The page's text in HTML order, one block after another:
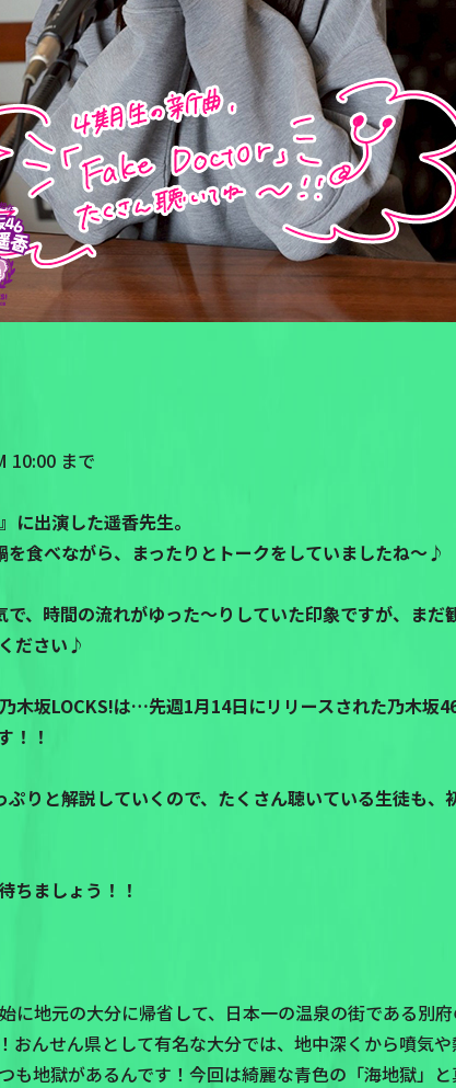
10:00 まで
に出演した遥香先生。
食べながら、まったりとトークをしていましたね～♪
、時間の流れがゆった～りしていた印象ですが、ま
ださい♪
木坂LOCKS!は…先週1月14日にリリースされた乃木坂
！！
りと解説していくので、たくさん聴いている生徒も、
ちましょう！！
に地元の大分に帰省して、日本一の温泉の街である別
おんせん県として有名な大分では、地中深くから噴気
も地獄があるんです！今回は綺麗な青色の「海地獄」